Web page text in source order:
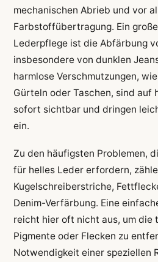
mechanischen Abrieb und vor
Farbstoffübertragung. Ein
Lederpflege ist die Abfärbung
insbesondere von dunklen
harmlose Verschmutzungen,
Gürteln oder Taschen, sind auf
sofort sichtbar und dringen
ein.
Zu den häufigsten Problemen,
für helles Leder erfordern,
Kugelschreiberstriche,
Denim-Verfärbung. Eine
reicht hier oft nicht aus, um die
Pigmente oder Flecken zu
Notwendigkeit einer speziellen